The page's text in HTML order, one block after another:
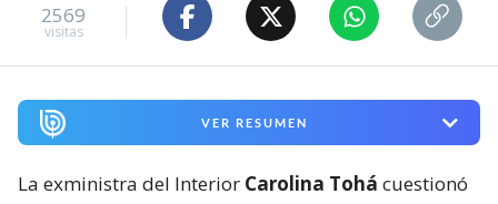
2569
visitas
VER RESUMEN
La exministra del Interior Carolina Tohá cuestionó